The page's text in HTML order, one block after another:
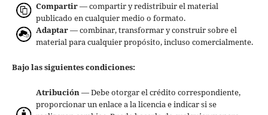
Compartir— compartir y redistribuir el material
publicado en cualquier medio o formato.
Adaptar— combinar, transformar y construir sobre el
material para cualquier propósito, incluso comercialmente.
Bajo las siguientes condiciones:
Atribución— Debe otorgar el crédito correspondiente,
proporcionar un enlace a la licencia e indicar si se